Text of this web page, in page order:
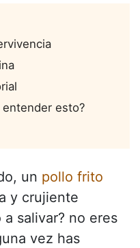
esto?
un pollo frito
y crujiente
salivar? no eres
vez has